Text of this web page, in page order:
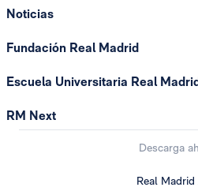
Noticias
Fundación Real Madrid
Escuela Universitaria Real
RM Next
Descarga
Real Madrid